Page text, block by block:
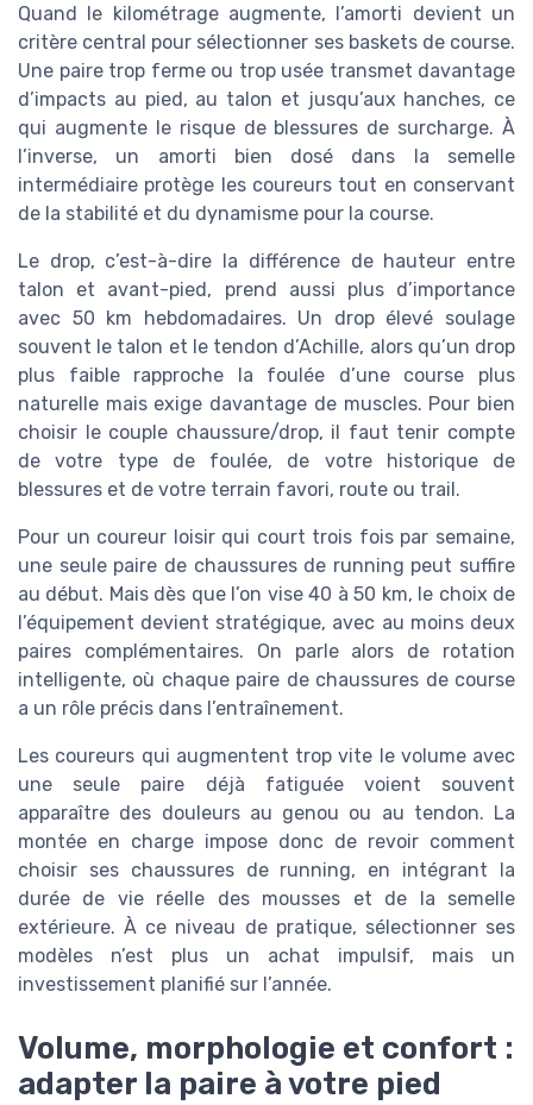
Quand le kilométrage augmente, l’amorti devient un
critère central pour sélectionner ses baskets de course.
Une paire trop ferme ou trop usée transmet davantage
d’impacts au pied, au talon et jusqu’aux hanches, ce
qui augmente le risque de blessures de surcharge. À
l’inverse, un amorti bien dosé dans la semelle
intermédiaire protège les coureurs tout en conservant
de la stabilité et du dynamisme pour la course.
Le drop, c’est-à-dire la différence de hauteur entre
talon et avant-pied, prend aussi plus d’importance
avec 50 km hebdomadaires. Un drop élevé soulage
souvent le talon et le tendon d’Achille, alors qu’un drop
plus faible rapproche la foulée d’une course plus
naturelle mais exige davantage de muscles. Pour bien
choisir le couple chaussure/drop, il faut tenir compte
de votre type de foulée, de votre historique de
blessures et de votre terrain favori, route ou trail.
Pour un coureur loisir qui court trois fois par semaine,
une seule paire de chaussures de running peut suffire
au début. Mais dès que l’on vise 40 à 50 km, le choix de
l’équipement devient stratégique, avec au moins deux
paires complémentaires. On parle alors de rotation
intelligente, où chaque paire de chaussures de course
a un rôle précis dans l’entraînement.
Les coureurs qui augmentent trop vite le volume avec
une seule paire déjà fatiguée voient souvent
apparaître des douleurs au genou ou au tendon. La
montée en charge impose donc de revoir comment
choisir ses chaussures de running, en intégrant la
durée de vie réelle des mousses et de la semelle
extérieure. À ce niveau de pratique, sélectionner ses
modèles n’est plus un achat impulsif, mais un
investissement planifié sur l’année.
Volume, morphologie et confort :
adapter la paire à votre pied